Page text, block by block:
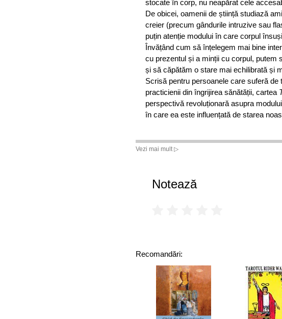
stocate în corp, nu neapărat cele
De obicei, oamenii de știință studiază
creier (precum gândurile intruzive sau
puțin atenție modului în care corpul
Învățând cum să înțelegem mai bine
cu prezentul și a minții cu corpul, putem
și să căpătăm o stare mai echilibrată și
Scrisă pentru persoanele care suferă
practicienii din îngrijirea sănătății, cartea
perspectivă revoluționară asupra
în care ea este influențată de starea
Vezi mai mult ▷
Notează
Recomandări: